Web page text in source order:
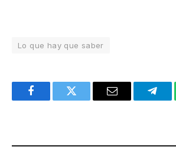
Lo que hay que saber
FacebookTwitter Email